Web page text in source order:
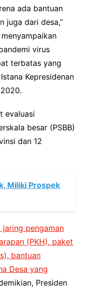
ada bantuan
juga dari desa,”
virus
terbatas yang
Kepresidenan
evaluasi
besar (PSBB)
dan 12
Miliki Prospek
pengaman
(PKH), paket
bantuan
Desa yang
Presiden